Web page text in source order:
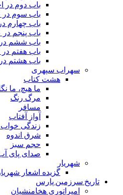
باب دوم در
باب سوم
باب چهارم
باب پنجم
باب ششم در
باب هفتم در
باب هشتم
سهراب سپهری
هشت کتاب
ما هیچ، ما
مرگ رنگ
مسافر
آواز آفتاب
زندگی خواب
شرق اندوه
حجم سبز
صدای پای
شهریار
گزیده اشعار شهریار
تاریخ سرزمین پارس
امپراتوری هخامنشیان